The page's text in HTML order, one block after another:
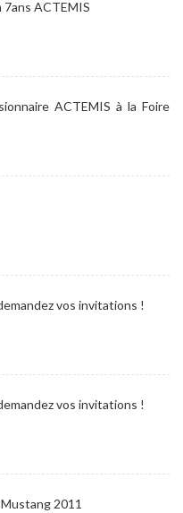
ACTEMIS
ACTEMIS à la Foire
vos invitations !
vos invitations !
2011